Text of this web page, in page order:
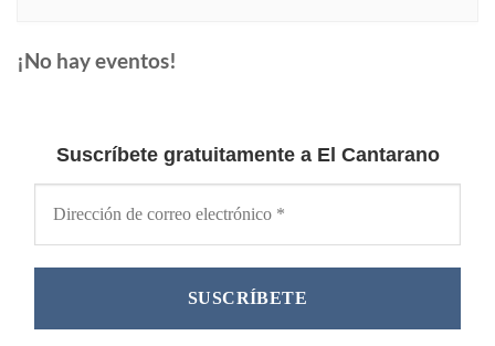
¡No hay eventos!
Suscríbete gratuitamente a El Cantarano